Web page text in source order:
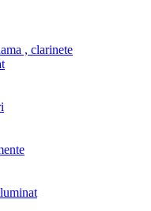
, clarinete